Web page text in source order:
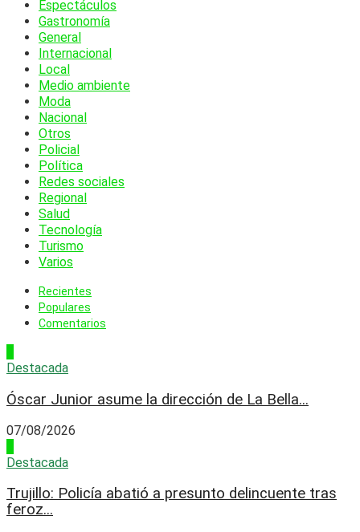
Espectáculos
Gastronomía
General
Internacional
Local
Medio ambiente
Moda
Nacional
Otros
Policial
Política
Redes sociales
Regional
Salud
Tecnología
Turismo
Varios
Recientes
Populares
Comentarios
Destacada
Óscar Junior asume la dirección de La Bella...
07/08/2026
Destacada
Trujillo: Policía abatió a presunto delincuente tras
feroz...